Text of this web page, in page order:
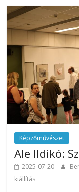
Képzőművészet
Ale Ildikó:
2025-07-20
kiállítás